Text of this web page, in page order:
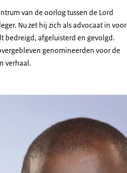
van de oorlog tussen de Lord
Nu zet hij zich als advocaat in voor
bedreigd, afgeluisterd en gevolgd.
genomineerden voor de
verhaal.